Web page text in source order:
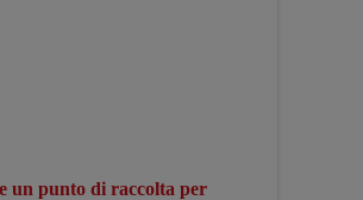
un punto di raccolta per